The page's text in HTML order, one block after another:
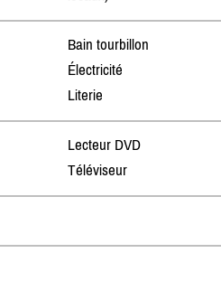
Bain tourbillon
Électricité
Literie
Lecteur DVD
Téléviseur